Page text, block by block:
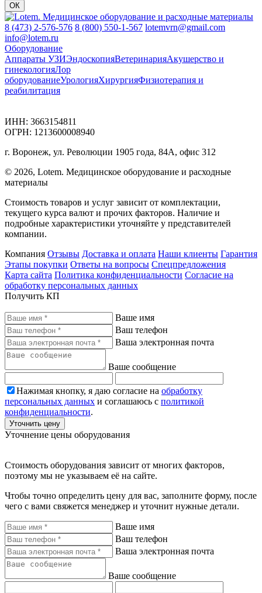
ОК
8 (473) 2-576-576 8 (800) 550-1-567 lotemvrn@gmail.com
info@lotem.ru
Оборудование
Аппараты УЗИЭндоскопияВетеринарияАкушерство и
гинекологияЛор
оборудованиеУрологияХирургияФизиотерапия и
реабилитация
ИНН: 3663154811
ОГРН: 1213600008940
г. Воронеж, ул. Революции 1905 года, 84А, офис 312
© 2026, Lotem. Медицинское оборудование и расходные
материалы
Стоимость товаров и услуг зависит от комплектации,
текущего курса валют и прочих факторов. Наличие и
подробные характеристики уточняйте у представителей
компании.
Компания Отзывы Доставка и оплата Наши клиенты Гарантия
Этапы покупки Ответы на вопросы Спецпредложения
Карта сайта Политика конфиденциальности Согласие на
обработку персональных данных
Получить КП
Ваше имя
Ваш телефон
Ваша электронная почта
Ваше сообщение
Нажимая кнопку, я даю согласие на обработку
персональных данных и соглашаюсь с политикой
конфиденциальности.
Уточнить цену
Уточнение цены оборудования
Стоимость оборудования зависит от многих факторов,
поэтому мы не указываем её на сайте.
Чтобы точно определить цену для вас, заполните форму, после
чего с вами свяжется менеджер и уточнит нужные детали.
Ваше имя
Ваш телефон
Ваша электронная почта
Ваше сообщение